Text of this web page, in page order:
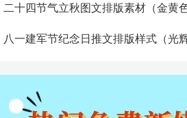
二十四节气立秋图文排版素材（金黄
八一建军节纪念日推文排版样式（光